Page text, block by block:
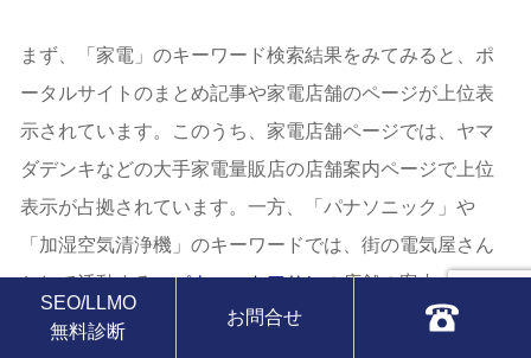
まず、「家電」のキーワード検索結果をみてみると、ポ
ータルサイトのまとめ記事や家電店舗のページが上位表
示されています。このうち、家電店舗ページでは、ヤマ
ダデンキなどの大手家電量販店の店舗案内ページで上位
表示が占拠されています。一方、「パナソニック」や
「加湿空気清浄機」のキーワードでは、街の電気屋さん
として活動する、パナハートアサヒの店舗の案内ページ
が上位表示しています。この結果をみると、街の電気屋
SEO/LLMO
無料診断
お問合せ